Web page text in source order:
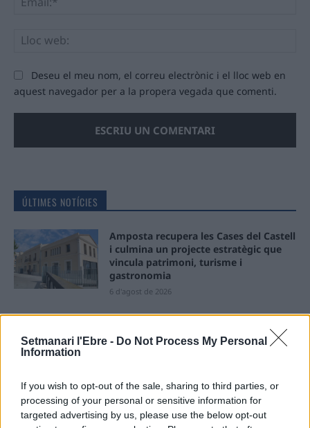
Setmanari l'Ebre - Do Not Process My Personal
Information
If you wish to opt-out of the sale, sharing to third parties, or
processing of your personal or sensitive information for
targeted advertising by us, please use the below opt-out
Deseu el meu nom, el correu electrònic i el lloc web en
aquest navegador per a la propera vegada que comenti.
ÚLTIMES NOTÍCIES
Amposta recupera les Cases del Castell
i culmina un projecte estratègic que
vincula patrimoni, turisme i
gastronomia
6 d'agost de 2026
enguany amb més modistes i gairebé
40 peces a concurs
“L’eclipsi serà una oportunitat també
per a gaudir de les Festes Majors